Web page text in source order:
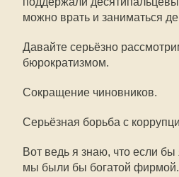
можно врать и заниматься
Давайте серьёзно
бюрократизмом.
Сокращение чиновников.
Серьёзная борьба с
Вот ведь я знаю, что если
мы были бы богатой фирмой.